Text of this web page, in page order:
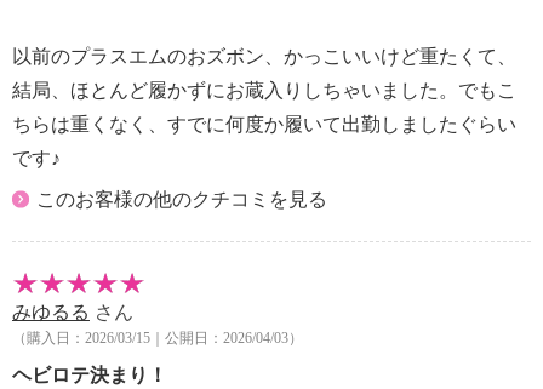
以前のプラスエムのおズボン、かっこいいけど重たくて、
結局、ほとんど履かずにお蔵入りしちゃいました。でもこ
ちらは重くなく、すでに何度か履いて出勤しましたぐらい
です♪
このお客様の他のクチコミを見る
みゆるる さん
（購入日：2026/03/15｜公開日：2026/04/03）
ヘビロテ決まり！